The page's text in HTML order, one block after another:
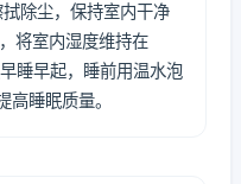
除尘，保持室内干净
将室内湿度维持在
睡早起，睡前用温水泡
睡眠质量。